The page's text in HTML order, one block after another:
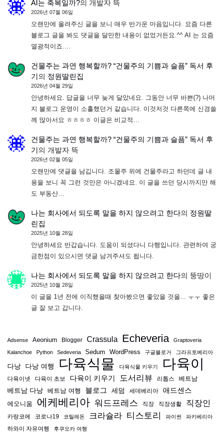
AI는 축복일까?의 개발자 뜩
2026년 07월 06일
오랜만에 올려주신 글을 보니 매우 반가운 마음입니다. 요즘 다른
블로그 글을 봐도 댓글을 달만한 내용이 없었거든요.^^ AI 는 요즘
열광적이죠.…
건물주는 과연 행복할까? “건물주의 기쁨과 슬픔” 독서 후
기의 정원딸린집
2026년 04월 29일
안녕하세요. 답글을 너무 늦게 달았네요. 그동안 너무 바쁜(?) 나머
지 블로그 운영이 소홀했던거 같습니다. 이것저것 다른쪽에 신경쓸
께 많아서요 ㅎㅎㅎㅎ 이글은 비교적…
건물주는 과연 행복할까? “건물주의 기쁨과 슬픔” 독서 후
기의 개발자 뜩
2026년 02월 05일
오랜만에 댓글을 남깁니다. 조물주 위에 건물주라고 하던데 글 내
용을 보니 꼭 그런 것만은 아니겠네요. 이 글을 쓰던 당시까지만 해
도 부동산…
나는 회사에서 되도록 말을 하지 않으려고 한다의 정원딸
린집
2025년 10월 28일
안녕하세요 반갑습니다. 도움이 되셨다니 다행입니다. 관련하여 궁
금한점이 있으시면 댓글 남겨주셔도 됩니다.
나는 회사에서 되도록 말을 하지 않으려고 한다의 뚱땅이
2025년 10월 28일
이 글을 1년 전에 이직했을때 찾아봤으면 좋았을 것을... ㅜㅜ 좋은
글 잘 보고 갑니다.
Adsense Aeonium Blogger Crassula Echeveria Graptoveria
Kalanchoe Python Sedeveria Sedum WordPress 구글블로거 그라프토베리아
다낭 다낭 여행 다육식물 다육식물 키우기 다육이
다육이넷 다육이 초보 다육이 키우기 도서리뷰 리톱스
베트남
베트남 다낭 베트남 여행 블로그 세덤 세데베리아 애드센스
에오니움 에케베리아 워드프레스 직장 직장생활 직장인
카랑코에 코로나19 코틸레돈 크라슐라 티스토리 파이썬 파키베리아
하와이 자유여행 후쿠오카 여행